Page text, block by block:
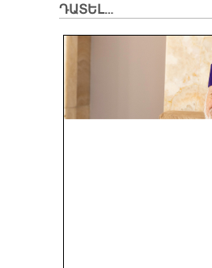
ԴԱՏԵԼ…